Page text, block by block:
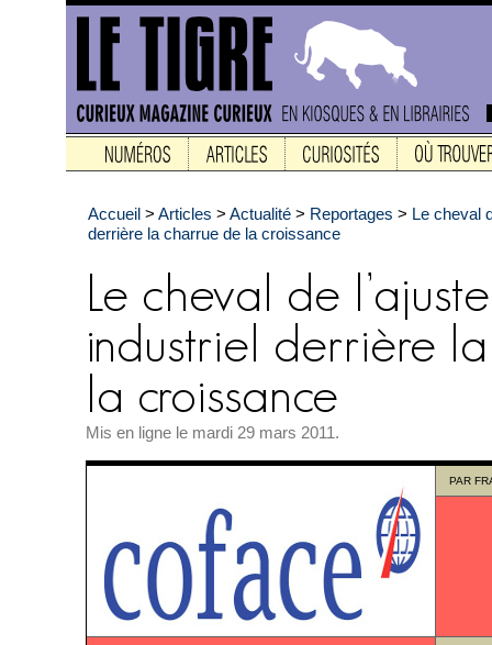
Accueil > Articles > Actualité > Reportages > Le cheval
derrière la charrue de la croissance
Mis en ligne le mardi 29 mars 2011.
PAR